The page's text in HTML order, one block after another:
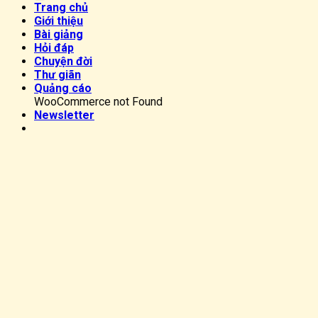
Trang chủ
Giới thiệu
Bài giảng
Hỏi đáp
Chuyện đời
Thư giãn
Quảng cáo
WooCommerce not Found
Newsletter